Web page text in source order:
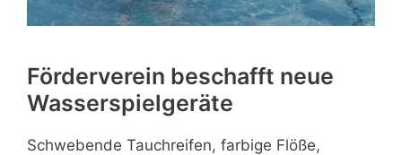
Förderverein beschafft neue
Wasserspielgeräte
Schwebende Tauchreifen, farbige Flöße,